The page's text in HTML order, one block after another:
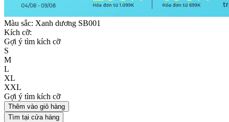
Màu sắc: Xanh dương SB001
Kích cỡ:
Gợi ý tìm kích cỡ
S
M
L
XL
XXL
Gợi ý tìm kích cỡ
Thêm vào giỏ hàng
Tìm tại cửa hàng